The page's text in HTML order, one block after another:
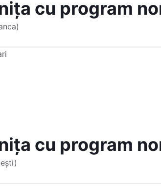
cu program
cu program